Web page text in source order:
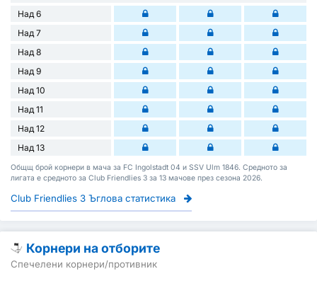
Над 6
Над 7
Над 8
Над 9
Над 10
Над 11
Над 12
Над 13
Общщ брой корнери в мача за FC Ingolstadt 04 и SSV Ulm 1846. Средното за
лигата е средното за Club Friendlies 3 за 13 мачове през сезона 2026.
Club Friendlies 3 Ъглова статистика
Корнери на отборите
Спечелени корнери/противник